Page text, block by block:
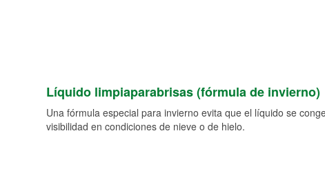
Líquido limpiaparabrisas (fórmula de invierno)
Una fórmula especial para invierno evita que el líquido se
visibilidad en condiciones de nieve o de hielo.